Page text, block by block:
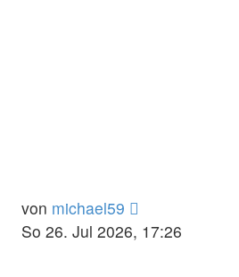
von michael59
Beitrag
So 26. Jul 2026, 17:26